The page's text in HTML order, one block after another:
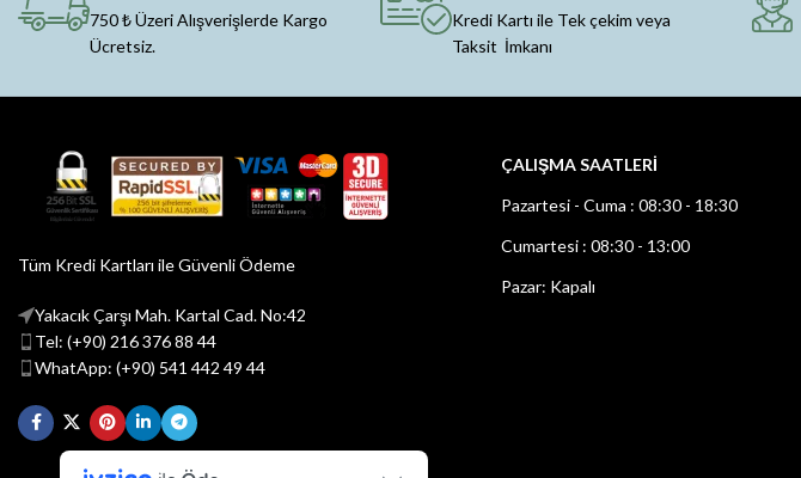
750 ₺ Üzeri Alışverişlerde Kargo
Ücretsiz.
Kredi Kartı ile Tek çekim veya
Taksit İmkanı
Tüm Kredi Kartları ile Güvenli Ödeme
Yakacık Çarşı Mah. Kartal Cad. No:42
Tel: (+90) 216 376 88 44
WhatApp: (+90) 541 442 49 44
ÇALIŞMA SAATLERİ
Pazartesi - Cuma : 08:30 - 18:30
Cumartesi : 08:30 - 13:00
Pazar: Kapalı